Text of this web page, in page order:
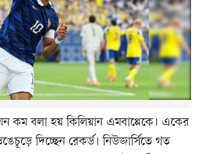
কম বলা হয় কিলিয়ান এমবাপ্পেকে। একের
দিচ্ছেন রেকর্ড। নিউজার্সিতে গত